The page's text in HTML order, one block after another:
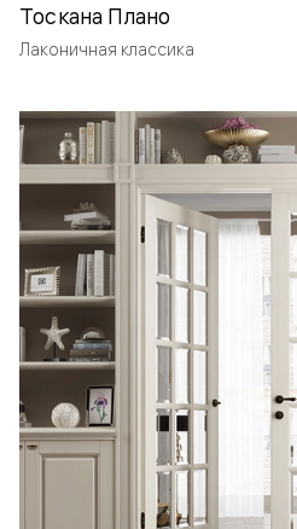
Тоскана Плано
Лаконичная классика